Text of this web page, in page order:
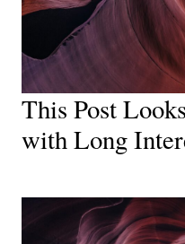
This Post
with Long